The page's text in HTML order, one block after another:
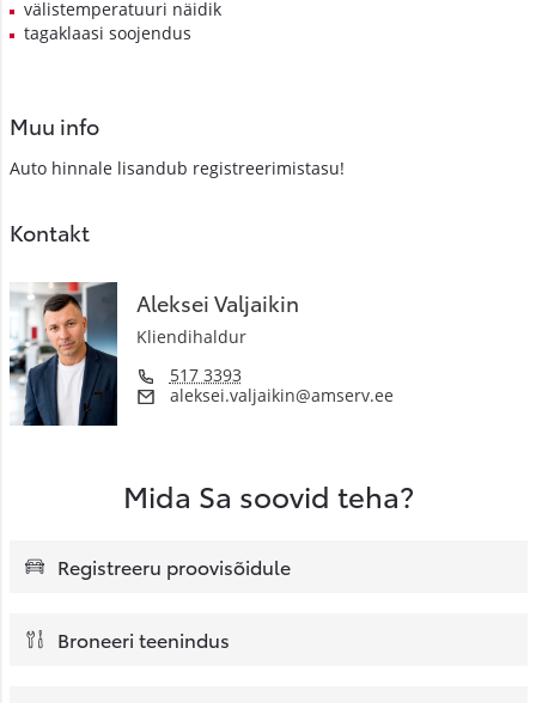
välistemperatuuri näidik
tagaklaasi soojendus
Muu info
Auto hinnale lisandub registreerimistasu!
Kontakt
Aleksei Valjaikin
Kliendihaldur
517 3393
aleksei.valjaikin@amserv.ee
Mida Sa soovid teha?
Registreeru proovisõidule
Broneeri teenindus